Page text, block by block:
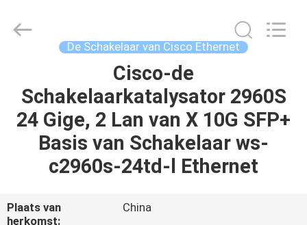
PRODUCTEN
VIDEO'S
OVER
Ltd..
De Schakelaar van Cisco Ethernet
Cisco-de
Schakelaarkatalysator 2960S
24 Gige, 2 Lan van X 10G SFP+
Basis van Schakelaar ws-
c2960s-24td-l Ethernet
Plaats van
herkomst:
China